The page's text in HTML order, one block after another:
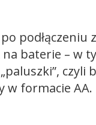
po podłączeniu
baterie – w
czyli
w formacie AA.